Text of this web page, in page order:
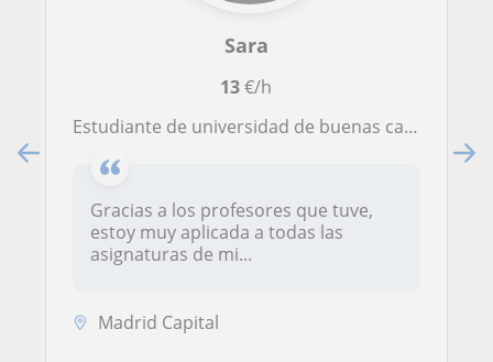
Sara
13€/h
Estudiante de universidad de buenas calificaciones. Cursé bachillerato de ciencias de la salud y sería un honor enseñar a adolescentes
Gracias a los profesores que tuve,
estoy muy aplicada a todas las
asignaturas de mi...
Madrid Capital